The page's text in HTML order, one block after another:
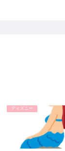
ディズニー